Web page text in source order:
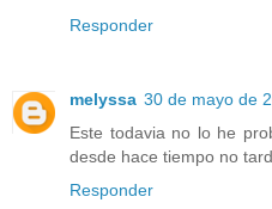
Responder
melyssa 30 de mayo de
Este todavia no lo he
desde hace tiempo no
Responder